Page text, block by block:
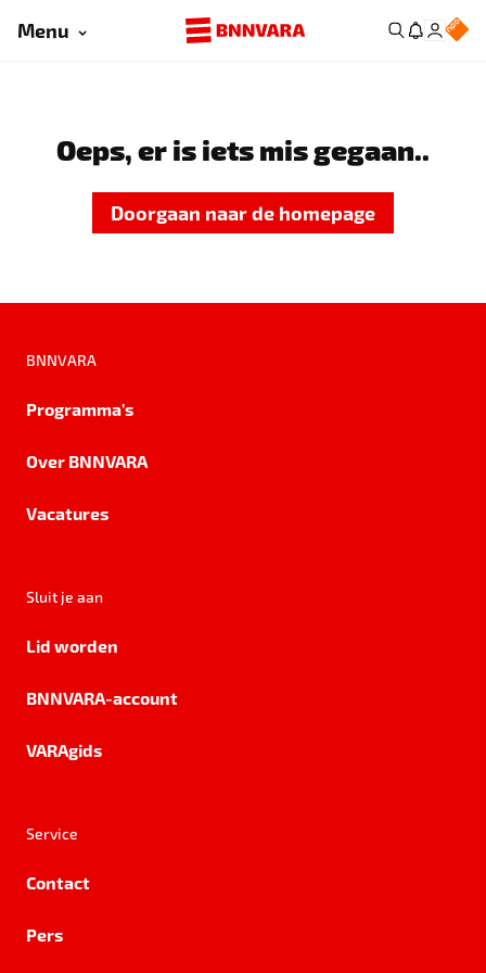
Menu
Oeps, er is iets mis gegaan..
Doorgaan naar de homepage
BNNVARA
Programma's
Over BNNVARA
Vacatures
Sluit je aan
Lid worden
BNNVARA-account
VARAgids
Service
Contact
Pers